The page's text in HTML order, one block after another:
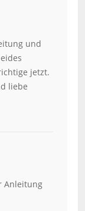
und
jetzt.
liebe
Anleitung